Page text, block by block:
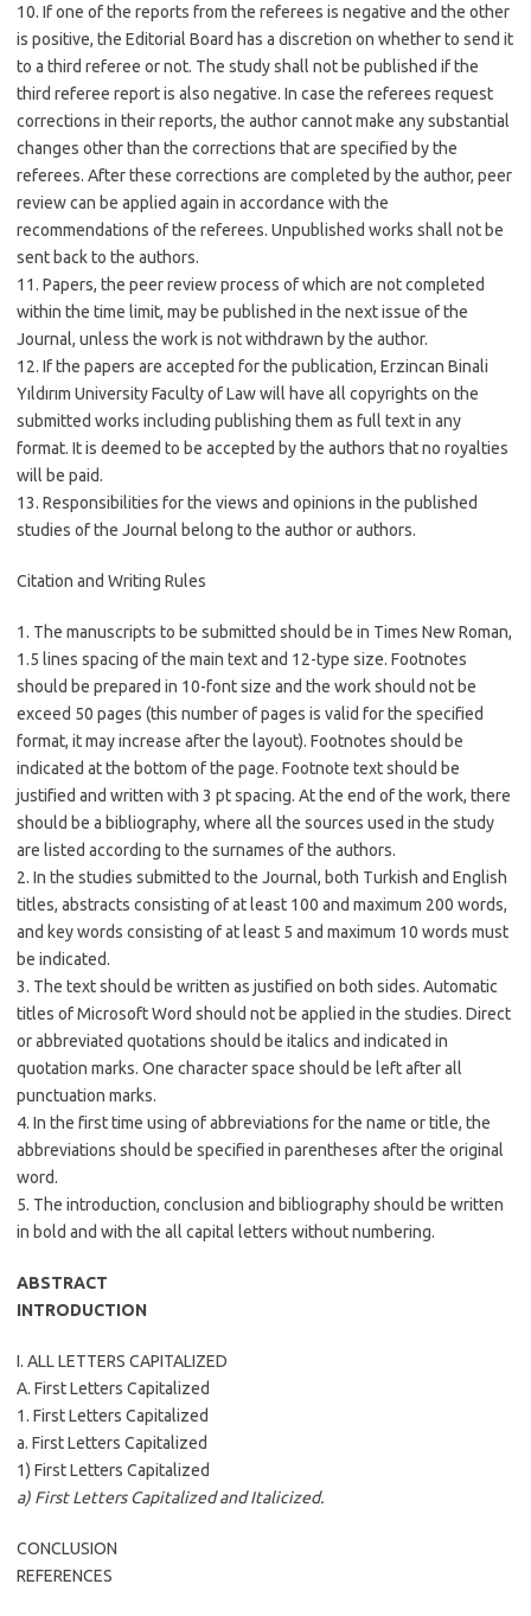
10. If one of the reports from the referees is negative and the other
is positive, the Editorial Board has a discretion on whether to send it
to a third referee or not. The study shall not be published if the
third referee report is also negative. In case the referees request
corrections in their reports, the author cannot make any substantial
changes other than the corrections that are specified by the
referees. After these corrections are completed by the author, peer
review can be applied again in accordance with the
recommendations of the referees. Unpublished works shall not be
sent back to the authors.
11. Papers, the peer review process of which are not completed
within the time limit, may be published in the next issue of the
Journal, unless the work is not withdrawn by the author.
12. If the papers are accepted for the publication, Erzincan Binali
Yıldırım University Faculty of Law will have all copyrights on the
submitted works including publishing them as full text in any
format. It is deemed to be accepted by the authors that no royalties
will be paid.
13. Responsibilities for the views and opinions in the published
studies of the Journal belong to the author or authors.
Citation and Writing Rules
1. The manuscripts to be submitted should be in Times New Roman,
1.5 lines spacing of the main text and 12-type size. Footnotes
should be prepared in 10-font size and the work should not be
exceed 50 pages (this number of pages is valid for the specified
format, it may increase after the layout). Footnotes should be
indicated at the bottom of the page. Footnote text should be
justified and written with 3 pt spacing. At the end of the work, there
should be a bibliography, where all the sources used in the study
are listed according to the surnames of the authors.
2. In the studies submitted to the Journal, both Turkish and English
titles, abstracts consisting of at least 100 and maximum 200 words,
and key words consisting of at least 5 and maximum 10 words must
be indicated.
3. The text should be written as justified on both sides. Automatic
titles of Microsoft Word should not be applied in the studies. Direct
or abbreviated quotations should be italics and indicated in
quotation marks. One character space should be left after all
punctuation marks.
4. In the first time using of abbreviations for the name or title, the
abbreviations should be specified in parentheses after the original
word.
5. The introduction, conclusion and bibliography should be written
in bold and with the all capital letters without numbering.
ABSTRACT
INTRODUCTION
I. ALL LETTERS CAPITALIZED
A. First Letters Capitalized
1. First Letters Capitalized
a. First Letters Capitalized
1) First Letters Capitalized
a) First Letters Capitalized and Italicized.
CONCLUSION
REFERENCES